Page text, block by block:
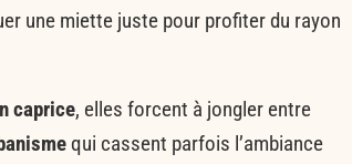
une miette juste pour profiter du rayon
caprice, elles forcent à jongler entre
qui cassent parfois l’ambiance